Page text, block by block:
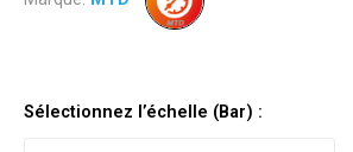
Sélectionnez l’échelle (Bar) :